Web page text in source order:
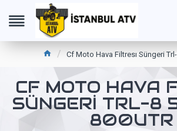
Cf Moto Hava Filtresı Süngeri
CF MOTO HAVA
SÜNGERI TRL-8
800UTR